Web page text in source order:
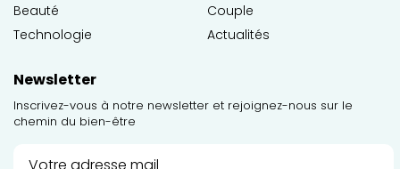
Beauté
Technologie
Couple
Actualités
Newsletter
Inscrivez-vous à notre newsletter et rejoignez-nous sur le
chemin du bien-être